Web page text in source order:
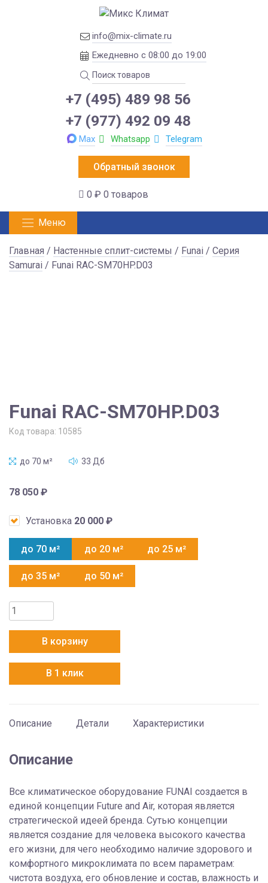
info@mix-climate.ru
Ежедневно с 08:00 до 19:00
+7 (495) 489 98 56
+7 (977) 492 09 48
Max Whatsapp Telegram
Обратный звонок
0 ₽ 0 товаров
Меню
Главная / Настенные сплит-системы / Funai / Серия
Samurai / Funai RAC-SM70HP.D03
Funai RAC-SM70HP.D03
Код товара: 10585
до 70 м² 33 Дб
78 050 ₽
Установка 20 000 ₽
до 70 м² до 20 м² до 25 м²
до 35 м² до 50 м²
Количество
товара
RAC-
SM70HP.D03
В корзину
В 1 клик
Описание Детали Характеристики
Описание
Все климатическое оборудование FUNAI создается в
единой концепции Future and Air, которая является
стратегической идеей бренда. Сутью концепции
является создание для человека высокого качества
его жизни, для чего необходимо наличие здорового и
комфортного микроклимата по всем параметрам:
чистота воздуха, его обновление и состав, влажность и